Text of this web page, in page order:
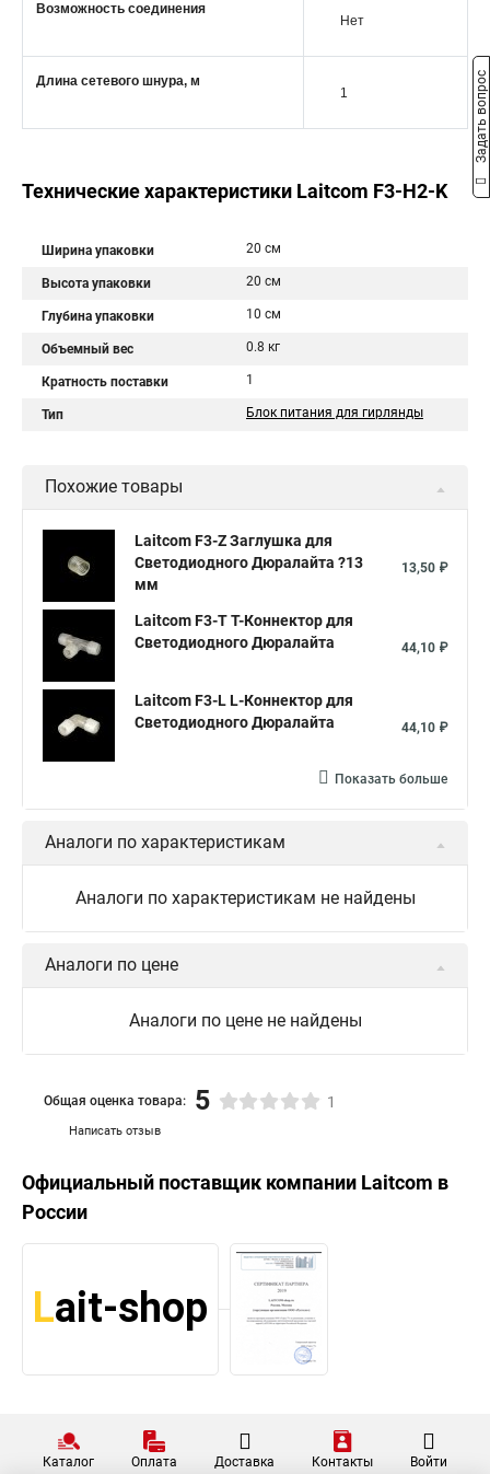
Возможность соединения
Нет
Длина сетевого шнура, м
1
Технические характеристики Laitcom F3-H2-K
Ширина упаковки 20 см
Высота упаковки 20 см
Глубина упаковки 10 см
Объемный вес 0.8 кг
Кратность поставки 1
Тип Блок питания для гирлянды
Похожие товары
Laitcom F3-Z Заглушка для
Светодиодного Дюралайта ?13
мм
13,50 ₽
Laitcom F3-T T-Коннектор для
Светодиодного Дюралайта
44,10 ₽
Laitcom F3-L L-Коннектор для
Светодиодного Дюралайта
44,10 ₽
Показать больше
Аналоги по характеристикам
Аналоги по характеристикам не найдены
Аналоги по цене
Аналоги по цене не найдены
Написать отзыв
Общая оценка товара: 5 1
Официальный поставщик компании Laitcom в
России
Каталог Оплата Доставка Контакты Войти
Задать вопрос